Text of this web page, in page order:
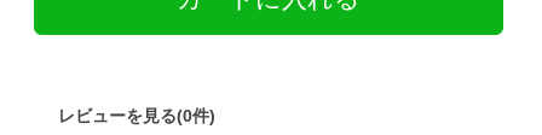
レビューを見る(0件)